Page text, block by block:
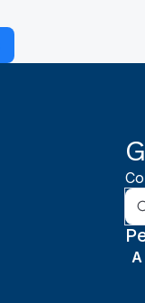
A